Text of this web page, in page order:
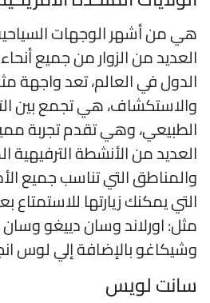
من أشهر الوجهات السياحية
من الزوار من جميع أنحاء
في العالم، تعد واجهة
هي تجمع بين
وهي تقدم تجربة مميزة
من الأنشطة الترفيهية
التي تناسب جميع
يمكنك زيارتها للاستمتاع
اورلاند وسان دييغو وسان
بالإضافة إلي لوس
لويس